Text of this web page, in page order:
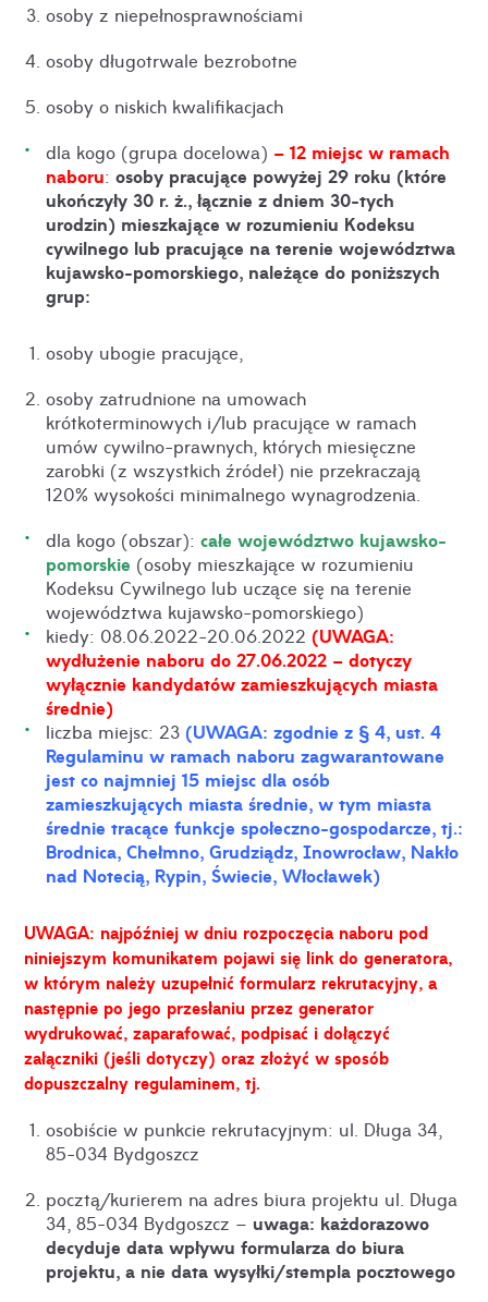
osoby z niepełnosprawnościami
osoby długotrwale bezrobotne
osoby o niskich kwalifikacjach
dla kogo (grupa docelowa) – 12 miejsc w ramach
naboru:osoby pracujące powyżej 29 roku (które
ukończyły 30 r. ż., łącznie z dniem 30-tych
urodzin) mieszkające w rozumieniu Kodeksu
cywilnego lub pracujące na terenie województwa
kujawsko-pomorskiego, należące do poniższych
grup:
osoby ubogie pracujące,
osoby zatrudnione na umowach
krótkoterminowych i/lub pracujące w ramach
umów cywilno-prawnych, których miesięczne
zarobki (z wszystkich źródeł) nie przekraczają
120% wysokości minimalnego wynagrodzenia.
dla kogo (obszar):całe województwo kujawsko-
pomorskie (osoby mieszkające w rozumieniu
Kodeksu Cywilnego lub uczące się na terenie
województwa kujawsko-pomorskiego)
kiedy: 08.06.2022-20.06.2022(UWAGA:
wydłużenie naboru do 27.06.2022 – dotyczy
wyłącznie kandydatów zamieszkujących miasta
średnie)
liczba miejsc: 23 (UWAGA: zgodnie z § 4, ust. 4
Regulaminu w ramach naboru zagwarantowane
jest co najmniej 15 miejsc dla osób
zamieszkujących miasta średnie, w tym miasta
średnie tracące funkcje społeczno-gospodarcze, tj.:
Brodnica, Chełmno, Grudziądz, Inowrocław, Nakło
nad Notecią, Rypin, Świecie, Włocławek)
UWAGA: najpóźniej w dniu rozpoczęcia naboru pod
niniejszym komunikatem pojawi się link do generatora,
w którym należy uzupełnić formularz rekrutacyjny, a
następnie po jego przesłaniu przez generator
wydrukować, zaparafować, podpisać i dołączyć
załączniki (jeśli dotyczy) oraz złożyć w sposób
dopuszczalny regulaminem, tj.
osobiście w punkcie rekrutacyjnym: ul. Długa 34,
85-034 Bydgoszcz
pocztą/kurierem na adres biura projektu ul. Długa
34, 85-034 Bydgoszcz – uwaga: każdorazowo
decyduje data wpływu formularza do biura
projektu, a nie data wysyłki/stempla pocztowego